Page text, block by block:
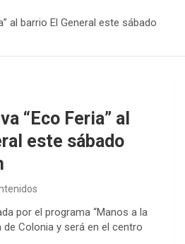
al barrio El General este sábado
“Eco Feria” al
este sábado
por el programa “Manos a la
de Colonia y será en el centro